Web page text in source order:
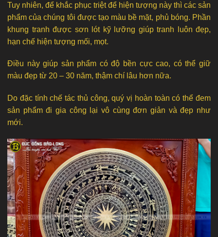
Tuy nhiên, để khắc phục triệt để hiện tượng này thì các sản
phẩm của chúng tôi được tạo màu bề mặt, phủ bóng. Phần
khung tranh được sơn lót kỹ lưỡng giúp tranh luôn đẹp,
hạn chế hiện tượng mối, mọt.
Điều này giúp sản phẩm có độ bền cực cao, có thể giữ
màu đẹp từ 20 – 30 năm, thậm chí lâu hơn nữa.
Do đặc tính chế tác thủ công, quý vị hoàn toàn có thể đem
sản phẩm đi gia công lại vô cùng đơn giản và đẹp như
mới.